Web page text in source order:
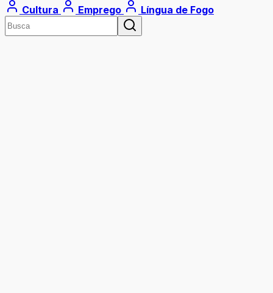
Cultura
Emprego Língua de Fogo